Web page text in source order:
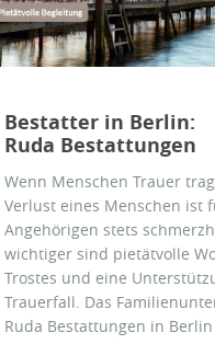
Bestatter in Berlin:
Ruda Bestattungen
Wenn Menschen Trauer
Verlust eines Menschen ist
Angehörigen stets
wichtiger sind pietätvolle
Trostes und eine
Trauerfall. Das
Ruda Bestattungen in